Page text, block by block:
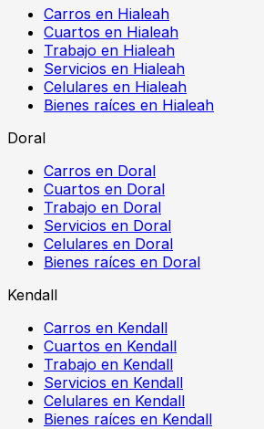
Carros en Hialeah
Cuartos en Hialeah
Trabajo en Hialeah
Servicios en Hialeah
Celulares en Hialeah
Bienes raíces en Hialeah
Doral
Carros en Doral
Cuartos en Doral
Trabajo en Doral
Servicios en Doral
Celulares en Doral
Bienes raíces en Doral
Kendall
Carros en Kendall
Cuartos en Kendall
Trabajo en Kendall
Servicios en Kendall
Celulares en Kendall
Bienes raíces en Kendall